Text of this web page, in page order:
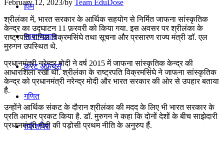
होम
सामान्यज्ञान
करेंट अफेयर्स
गणित
तर्कशक्ति
February 12, 2023/by Team EduDose
श्रीलंका में, भारत सरकार के आर्थिक सहयोग से निर्मित जाफना सांस्‍कृतिक
केन्‍द्र का उद्घाटन 11 फ़रवरी को किया गया. इस अवसर पर श्रीलंका के
राष्ट्रपति रानिल विक्रमसिंघे तथा सूचना और प्रसारण राज्‍य मंत्री डॉ. एल
मुरुगन उपस्थित थे.
प्रधानमंत्री नरेन्‍द्र मोदी ने वर्ष 2015 में जाफना सांस्‍कृतिक केन्‍द्र की
आधारशिला रखी थी. श्रीलंका के राष्ट्रपति विक्रमसिंघे ने जाफना सांस्कृतिक
केन्द्र को प्रधानमंत्री नरेन्‍द्र मोदी और भारत सरकार की ओर से उपहार बताया
है.
उन्होंने आर्थिक संकट के दौरान श्रीलंका की मदद के लिए भी भारत सरकार के
प्रति आभार प्रकट किया है. डॉ. मुरुगन ने कहा कि दोनों देशों के बीच साझेदारी
प्रधानमंत्री मोदी की पड़ोसी प्रथम नीति के अनुरुप हैं.